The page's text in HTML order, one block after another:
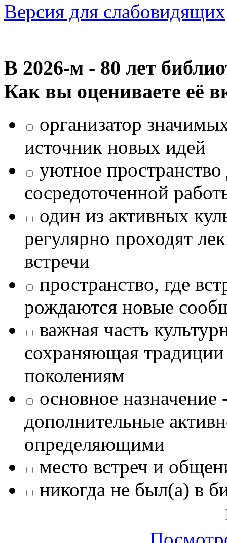
Версия для слабовидящих
В 2026‑м - 80 лет
Как вы оцениваете её
организатор
источник новых идей
уютное
сосредоточенной
один из активных
регулярно проходят
встречи
пространство, где
рождаются новые
важная часть
сохраняющая
поколениям
основное назначение
дополнительные
определяющими
место встреч и
никогда не был(а) в